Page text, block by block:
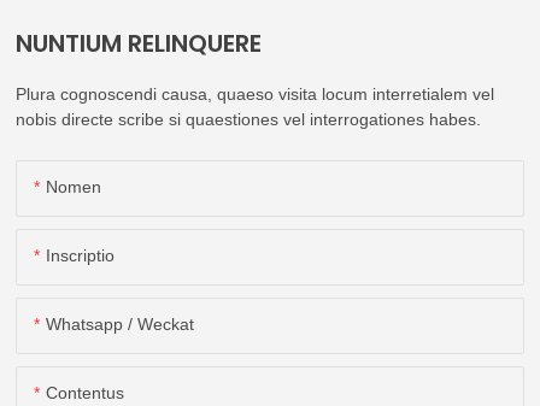
NUNTIUM RELINQUERE
Plura cognoscendi causa, quaeso visita locum interretialem vel
nobis directe scribe si quaestiones vel interrogationes habes.
Nomen
Inscriptio
Whatsapp / Weckat
Contentus